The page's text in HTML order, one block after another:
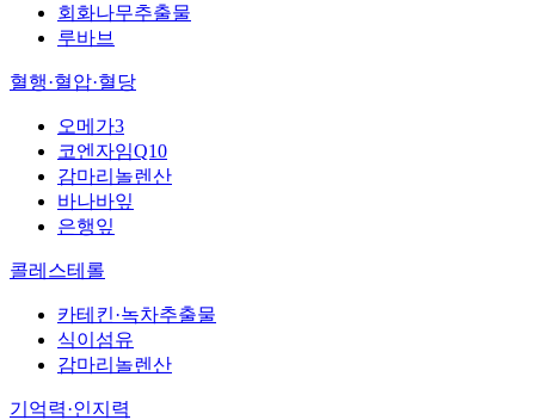
회화나무추출물
루바브
혈행·혈압·혈당
오메가3
코엔자임Q10
감마리놀렌산
바나바잎
은행잎
콜레스테롤
카테킨·녹차추출물
식이섬유
감마리놀렌산
기억력·인지력